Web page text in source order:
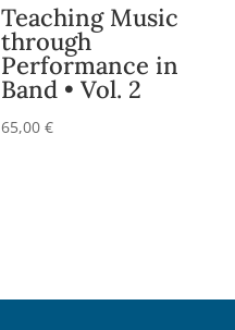
Teaching Music
through
Performance in
Band • Vol. 2
65,00 €